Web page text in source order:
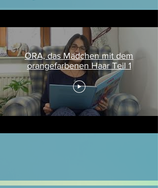
ORA, das Mädchen mit dem
orangefarbenen Haar Teil 1